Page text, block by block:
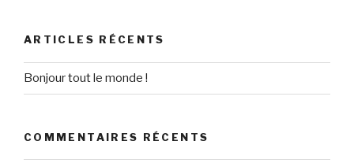
ARTICLES RÉCENTS
Bonjour tout le monde !
COMMENTAIRES RÉCENTS